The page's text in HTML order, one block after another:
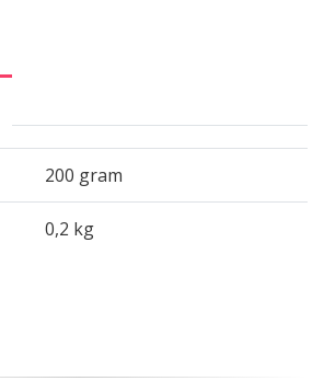
200 gram
0,2 kg